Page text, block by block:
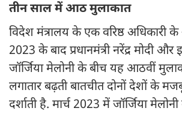
तीन साल में आठ मुलाकात
विदेश मंत्रालय के एक वरिष्ठ अधिकारी के
2023 के बाद प्रधानमंत्री नरेंद्र मोदी और
जॉर्जिया मेलोनी के बीच यह आठवीं
लगातार बढ़ती बातचीत दोनों देशों के
दर्शाती है. मार्च 2023 में जॉर्जिया मेलोनी